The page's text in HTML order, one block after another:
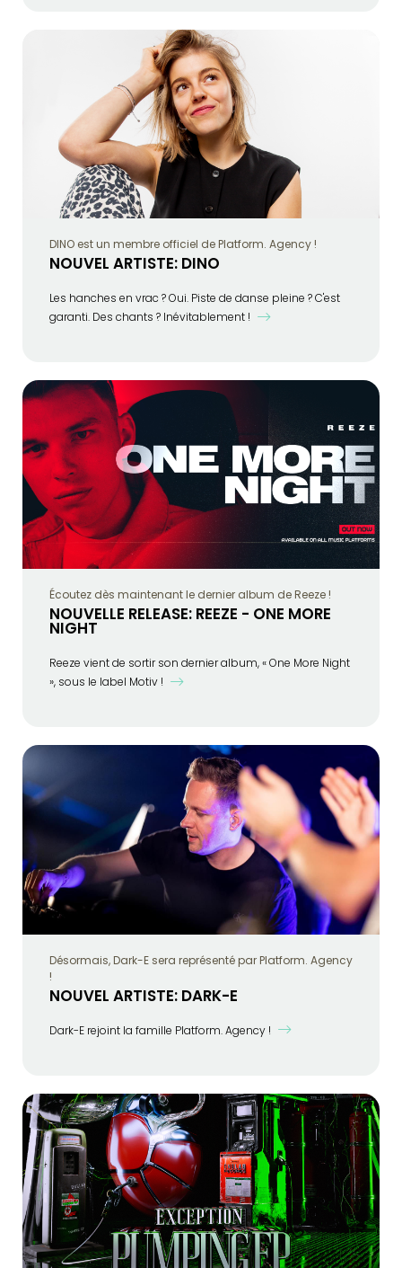
DINO est un membre officiel de Platform. Agency !
NOUVEL ARTISTE: DINO
Les hanches en vrac ? Oui. Piste de danse pleine ? C'est
garanti. Des chants ? Inévitablement !
Écoutez dès maintenant le dernier album de Reeze !
NOUVELLE RELEASE: REEZE - ONE MORE
NIGHT
Reeze vient de sortir son dernier album, « One More Night
», sous le label Motiv !
Désormais, Dark-E sera représenté par Platform. Agency
!
NOUVEL ARTISTE: DARK-E
Dark-E rejoint la famille Platform. Agency !